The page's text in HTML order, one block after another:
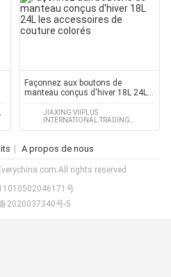
Façonnez aux boutons de
manteau conçus d'hiver 18L 24L
les accessoires de couture
colorésJIAXING VIIPLUS
INTERNATIONAL TRADING
A propos de nous
rights reserved.
号
2020037340号-5